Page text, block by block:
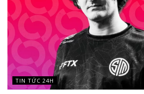
TIN TỨC 24H